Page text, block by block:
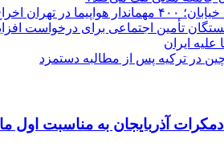
اخراج شدند؟!
تأمین اجتماعی برای درخواست
ایران
در ترکیه پس از مطالبه دستمزد
به مناسبت اول ماه مه، ۱۱ اردیبهشت، روز